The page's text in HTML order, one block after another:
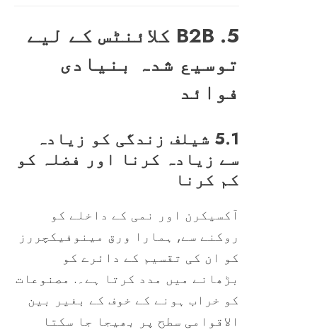
5. B2B کلائنٹس کے لیے
توسیع شدہ بنیادی
فوائد
5.1 شیلف زندگی کو زیادہ
سے زیادہ کرنا اور فضلہ کو
کم کرنا
آکسیکرن اور نمی کے داخلے کو
روکنے سے, ہمارا ورق مینوفیکچررز
کو ان کی تقسیم کے دائرے کو
بڑھانے میں مدد کرتا ہے۔. مصنوعات
کو خراب ہونے کے خوف کے بغیر بین
الاقوامی سطح پر بھیجا جا سکتا